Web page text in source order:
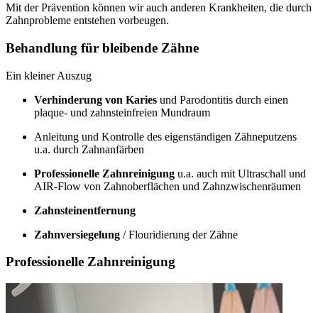
Mit der Prävention können wir auch anderen Krankheiten, die durch
Zahnprobleme entstehen vorbeugen.
Behandlung für bleibende Zähne
Ein kleiner Auszug
Verhinderung von Karies und Parodontitis durch einen
plaque- und zahnsteinfreien Mundraum
Anleitung und Kontrolle des eigenständigen Zähneputzens
u.a. durch Zahnanfärben
Professionelle Zahnreinigung u.a. auch mit Ultraschall und
AIR-Flow von Zahnoberflächen und Zahnzwischenräumen
Zahnsteinentfernung
Zahnversiegelung / Flouridierung der Zähne
Professionelle Zahnreinigung